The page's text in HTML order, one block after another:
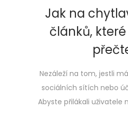
Jak na
článků,
Nezáleží na tom, jestli
sociálních sítích nebo
Abyste přilákali uživatele